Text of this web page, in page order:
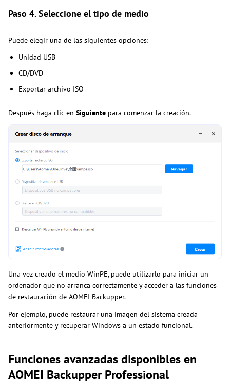
Paso 4. Seleccione el tipo de medio
Puede elegir una de las siguientes opciones:
Unidad USB
CD/DVD
Exportar archivo ISO
Después haga clic en Siguiente para comenzar la creación.
Una vez creado el medio WinPE, puede utilizarlo para iniciar un
ordenador que no arranca correctamente y acceder a las funciones
de restauración de AOMEI Backupper.
Por ejemplo, puede restaurar una imagen del sistema creada
anteriormente y recuperar Windows a un estado funcional.
Funciones avanzadas disponibles en
AOMEI Backupper Professional